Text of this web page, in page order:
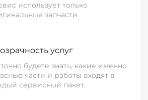
использует только
запчасти
услуг
будете знать, какие именно
части и работы входят в
сервисный пакет.